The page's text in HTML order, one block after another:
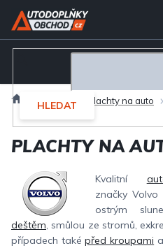
Přejít
obsah
HLEDAT
Exteriér Plachty na auto
PLACHTY NA
Kvalitní
značky
ostrým
deštěm, smůlou ze stromů,
případech taképřed kroupami